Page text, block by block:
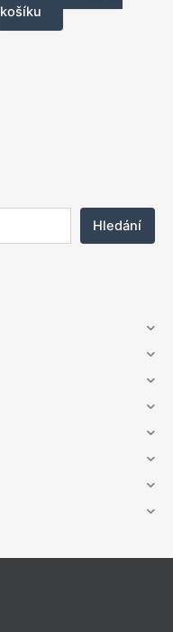
Hledání
košíku